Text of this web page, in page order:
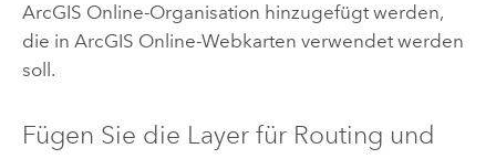
ArcGIS Online-Organisation hinzugefügt werden,
die in ArcGIS Online-Webkarten verwendet werden
soll.
Fügen Sie die Layer für Routing und